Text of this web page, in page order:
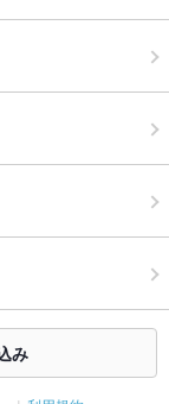
問い合わせください。
み